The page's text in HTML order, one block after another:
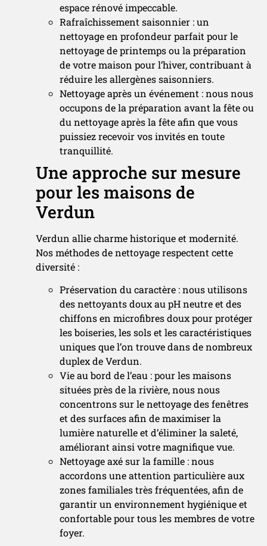
espace rénové impeccable.
Rafraîchissement saisonnier : un
nettoyage en profondeur parfait pour le
nettoyage de printemps ou la préparation
de votre maison pour l’hiver, contribuant à
réduire les allergènes saisonniers.
Nettoyage après un événement : nous nous
occupons de la préparation avant la fête ou
du nettoyage après la fête afin que vous
puissiez recevoir vos invités en toute
tranquillité.
Une approche sur mesure
pour les maisons de
Verdun
Verdun allie charme historique et modernité.
Nos méthodes de nettoyage respectent cette
diversité :
Préservation du caractère : nous utilisons
des nettoyants doux au pH neutre et des
chiffons en microfibres doux pour protéger
les boiseries, les sols et les caractéristiques
uniques que l’on trouve dans de nombreux
duplex de Verdun.
Vie au bord de l’eau : pour les maisons
situées près de la rivière, nous nous
concentrons sur le nettoyage des fenêtres
et des surfaces afin de maximiser la
lumière naturelle et d’éliminer la saleté,
améliorant ainsi votre magnifique vue.
Nettoyage axé sur la famille : nous
accordons une attention particulière aux
zones familiales très fréquentées, afin de
garantir un environnement hygiénique et
confortable pour tous les membres de votre
foyer.